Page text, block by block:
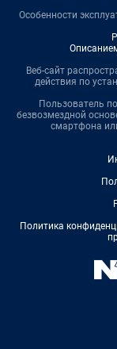
Особенности
Веб-сайт
действия по
Пользователь
безвозмездной
смартфона
Политика